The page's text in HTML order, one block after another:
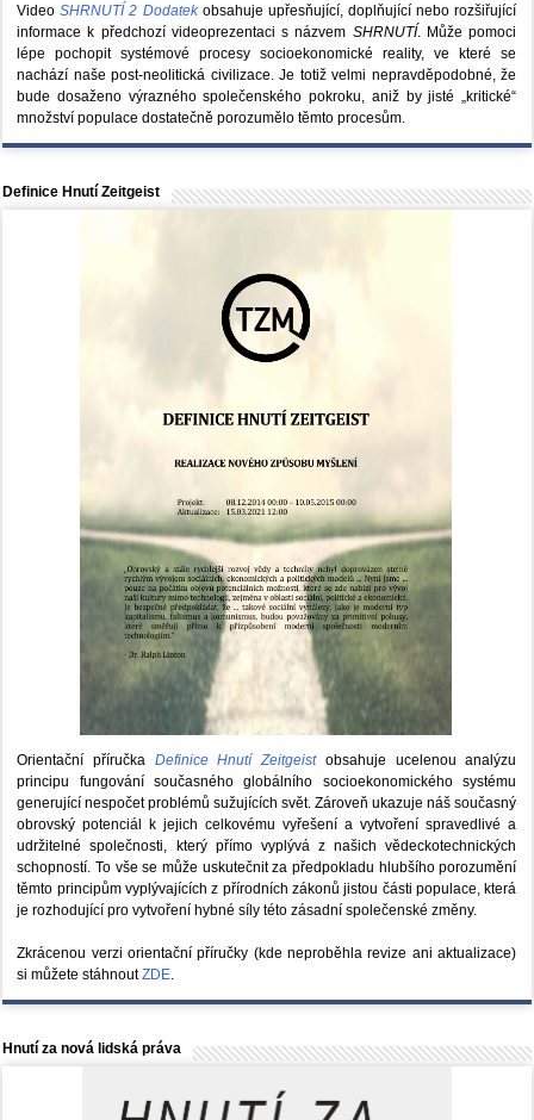
VideoSHRNUTÍ 2 Dodatekobsahuje upřesňující, doplňující nebo rozšiřující
informace k předchozí videoprezentaci s názvem SHRNUTÍ. Může pomoci
lépe pochopit systémové procesy socioekonomické reality, ve které se
nachází naše post-neolitická civilizace. Je totiž velmi nepravděpodobné, že
bude dosaženo výrazného společenského pokroku, aniž by jisté „kritické“
množství populace dostatečně porozumělo těmto procesům.
Definice Hnutí Zeitgeist
Orientační příručka Definice Hnutí Zeitgeistobsahuje ucelenou analýzu
principu fungování současného globálního socioekonomického systému
generující nespočet problémů sužujících svět. Zároveň ukazuje náš současný
obrovský potenciál k jejich celkovému vyřešení a vytvoření spravedlivé a
udržitelné společnosti, který přímo vyplývá z našich vědeckotechnických
schopností. To vše se může uskutečnit za předpokladu hlubšího porozumění
těmto principům vyplývajících z přírodních zákonů jistou části populace, která
je rozhodující pro vytvoření hybné síly této zásadní společenské změny.
Zkrácenou verzi orientační příručky (kde neproběhla revize ani aktualizace)
si můžete stáhnoutZDE.
Hnutí za nová lidská práva